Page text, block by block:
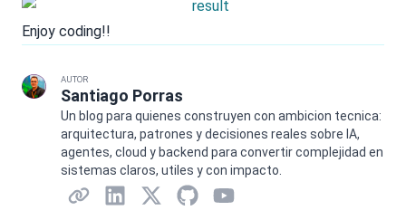
Enjoy coding!!
AUTOR
Santiago Porras
Un blog para quienes construyen con ambicion tecnica:
arquitectura, patrones y decisiones reales sobre IA,
agentes, cloud y backend para convertir complejidad en
sistemas claros, utiles y con impacto.